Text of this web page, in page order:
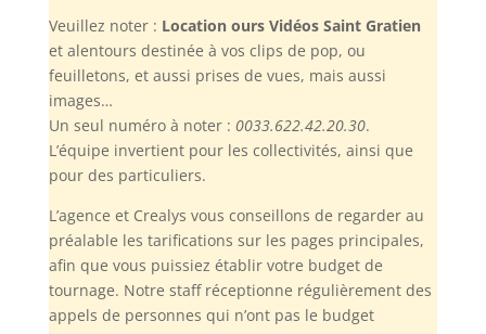
Veuillez noter : Location ours Vidéos Saint Gratien
et alentours destinée à vos clips de pop, ou
feuilletons, et aussi prises de vues, mais aussi
images…
Un seul numéro à noter : 0033.622.42.20.30.
L’équipe invertient pour les collectivités, ainsi que
pour des particuliers.
L’agence et Crealys vous conseillons de regarder au
préalable les tarifications sur les pages principales,
afin que vous puissiez établir votre budget de
tournage. Notre staff réceptionne régulièrement des
appels de personnes qui n’ont pas le budget